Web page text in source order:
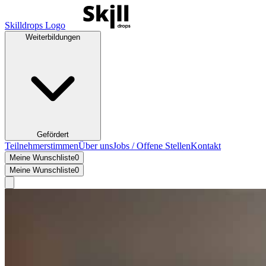
Skilldrops Logo
Weiterbildungen
Gefördert
TeilnehmerstimmenÜber unsJobs / Offene StellenKontakt
Meine Wunschliste0
Meine Wunschliste0